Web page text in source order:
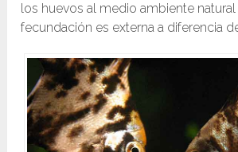
los huevos al medio ambiente
fecundación es externa a diferencia